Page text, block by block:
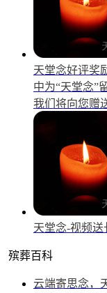
天堂念好评奖
中为“天堂念”
我们将向您赠
天堂念-视频送
殡葬百科
云端寄思念，